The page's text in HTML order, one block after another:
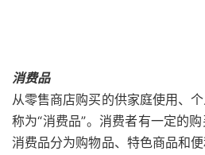
消费品
从零售商店购买的供家庭使用、
称为“消费品”。消费者有一定的
消费品分为购物品、特色商品和